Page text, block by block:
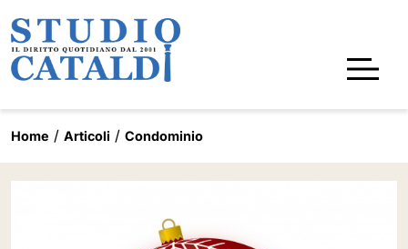
Home Articoli Condominio